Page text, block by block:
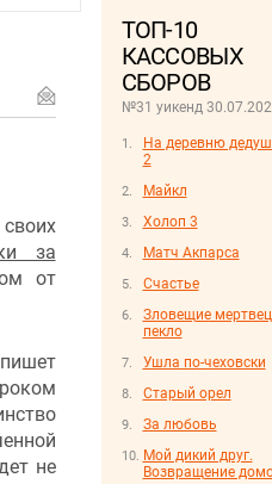
ТОП-10
КАССОВЫХ
СБОРОВ
№31 уикенд
На деревню
2
Майкл
Холоп 3
Матч Акпарса
Счастье
Зловещие
пекло
Ушла по-чеховски
Старый орел
За любовь
Мой дикий друг.
Возвращение
за
от
не